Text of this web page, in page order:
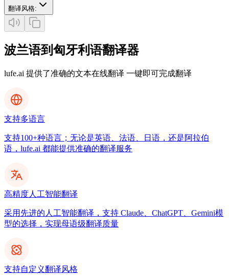
翻译风格:
波兰语到匈牙利语翻译器
lufe.ai 提供了准确的文本在线翻译 一键即可完成翻译
支持多语言
支持100+种语言；无论是英语、法语、日语，还是阿拉伯
语，lufe.ai 都能提供准确的翻译服务
高精度人工智能翻译
采用先进的人工智能翻译，支持 Claude、ChatGPT、Gemini模
型的选择，实现母语级翻译质量
支持自定义翻译风格